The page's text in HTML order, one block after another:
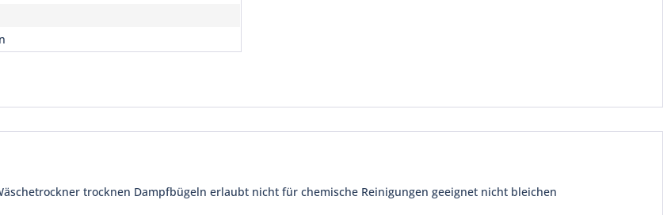
trocknen Dampfbügeln erlaubt nicht für chemische Reinigungen geeignet nicht bleichen